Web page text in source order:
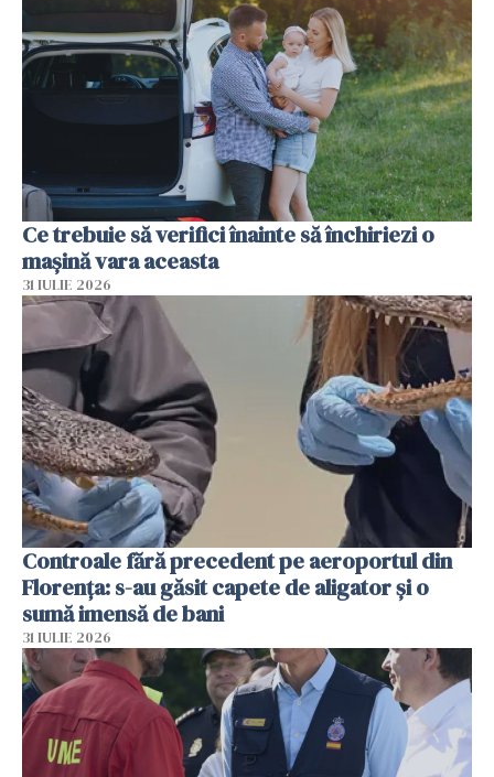
Ce trebuie să verifici înainte să închiriezi o
mașină vara aceasta
31 IULIE 2026
Controale fără precedent pe aeroportul din
Florența: s-au găsit capete de aligator și o
sumă imensă de bani
31 IULIE 2026